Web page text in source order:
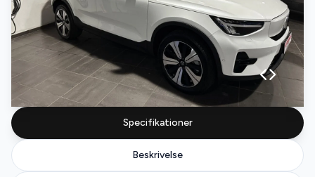
Specifikationer
Beskrivelse